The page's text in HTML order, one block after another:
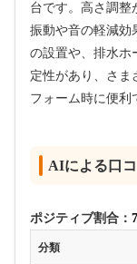
台です。高さ調整
振動や音の軽減効
の設置や、排水ホ
定性があり、さま
フォーム時に便利
AIによる口
ポジティブ割合：
分類